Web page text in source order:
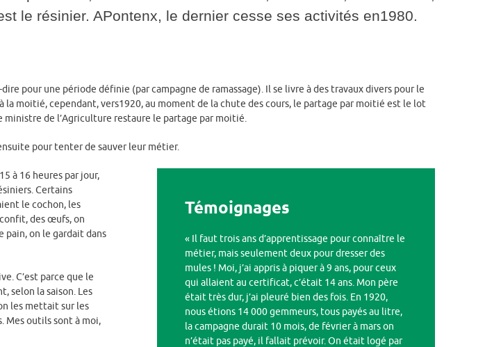
le résinier. APontenx, le dernier cesse ses activités en1980.
pour une période définie (par campagne de ramassage). Il se livre à des travaux divers pour le
moitié, cependant, vers1920, au moment de la chute des cours, le partage par moitié est le lot
de l’Agriculture restaure le partage par moitié.
pour tenter de sauver leur métier.
Témoignages
« Il faut trois ans d’apprentissage pour connaître le
métier, mais seulement deux pour dresser des
mules ! Moi, j’ai appris à piquer à 9 ans, pour ceux
qui allaient au certificat, c’était 14 ans. Mon père
était très dur, j’ai pleuré bien des fois. En 1920,
nous étions 14 000 gemmeurs, tous payés au litre,
la campagne durait 10 mois, de février à mars on
n’était pas payé, il fallait prévoir. On était logé par
à 16 heures par jour,
Certains
le cochon, les
des œufs, on
pain, on le gardait dans
C’est parce que le
selon la saison. Les
les mettait sur les
Mes outils sont à moi,